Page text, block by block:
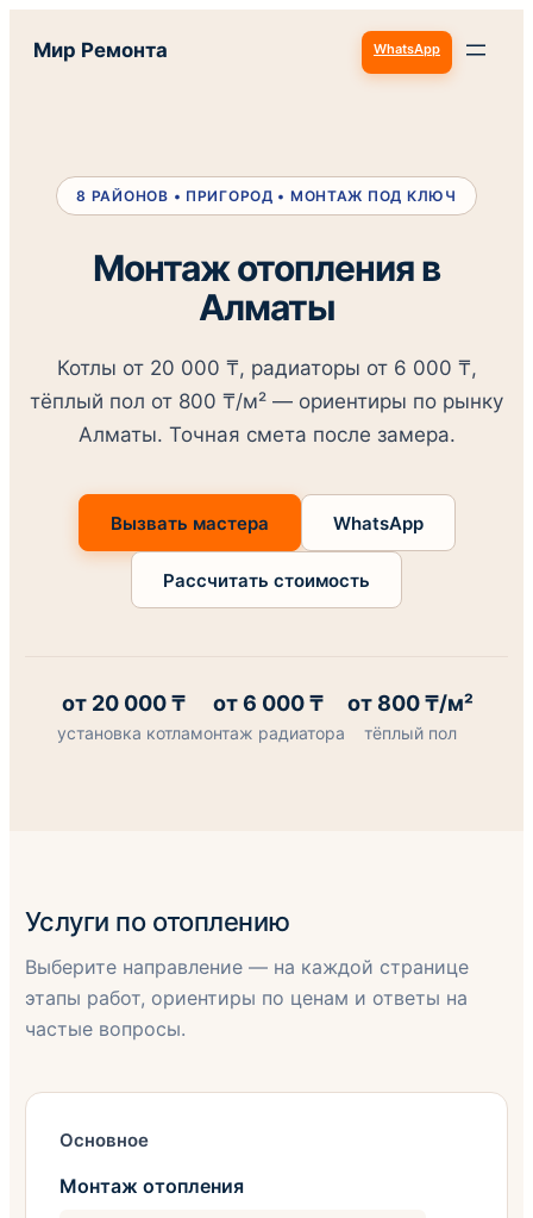
Мир Ремонта WhatsApp
8 РАЙОНОВ • ПРИГОРОД • МОНТАЖ ПОД КЛЮЧ
Монтаж отопления в
Алматы
Котлы от 20 000 ₸, радиаторы от 6 000 ₸,
тёплый пол от 800 ₸/м² — ориентиры по рынку
Алматы. Точная смета после замера.
Вызвать мастера WhatsApp
Рассчитать стоимость
от 20 000 ₸
установка котла
от 6 000 ₸
монтаж радиатора
от 800 ₸/м²
тёплый пол
Услуги по отоплению
Выберите направление — на каждой странице
этапы работ, ориентиры по ценам и ответы на
частые вопросы.
Основное
Монтаж отопления